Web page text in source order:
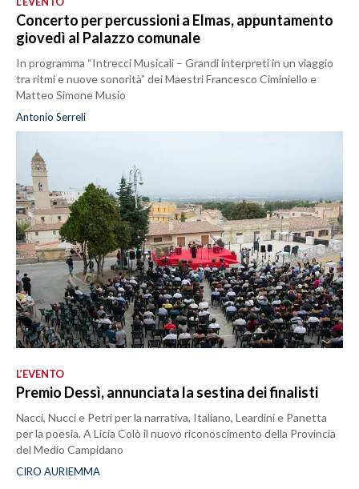
Concerto per percussioni a Elmas, appuntamento
giovedì al Palazzo comunale
In programma “Intrecci Musicali – Grandi interpreti in un viaggio
tra ritmi e nuove sonorità” dei Maestri Francesco Ciminiello e
Matteo Simone Musio
Antonio Serreli
L’EVENTO
Premio Dessì, annunciata la sestina dei finalisti
Nacci, Nucci e Petri per la narrativa, Italiano, Leardini e Panetta
per la poesia. A Licia Colò il nuovo riconoscimento della Provincia
del Medio Campidano
CIRO AURIEMMA